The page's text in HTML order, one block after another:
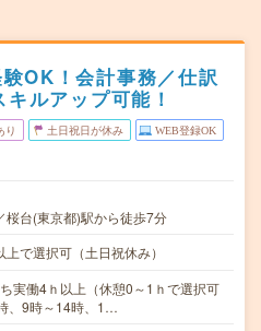
OK！会計事務／仕訳
ルアップ可能！
り 土日祝日が休み WEB登録OK
桜台(東京都)駅から徒歩7分
で選択可（土日祝休み）
実働4ｈ以上（休憩0～1ｈで選択可
、9時～14時、1…